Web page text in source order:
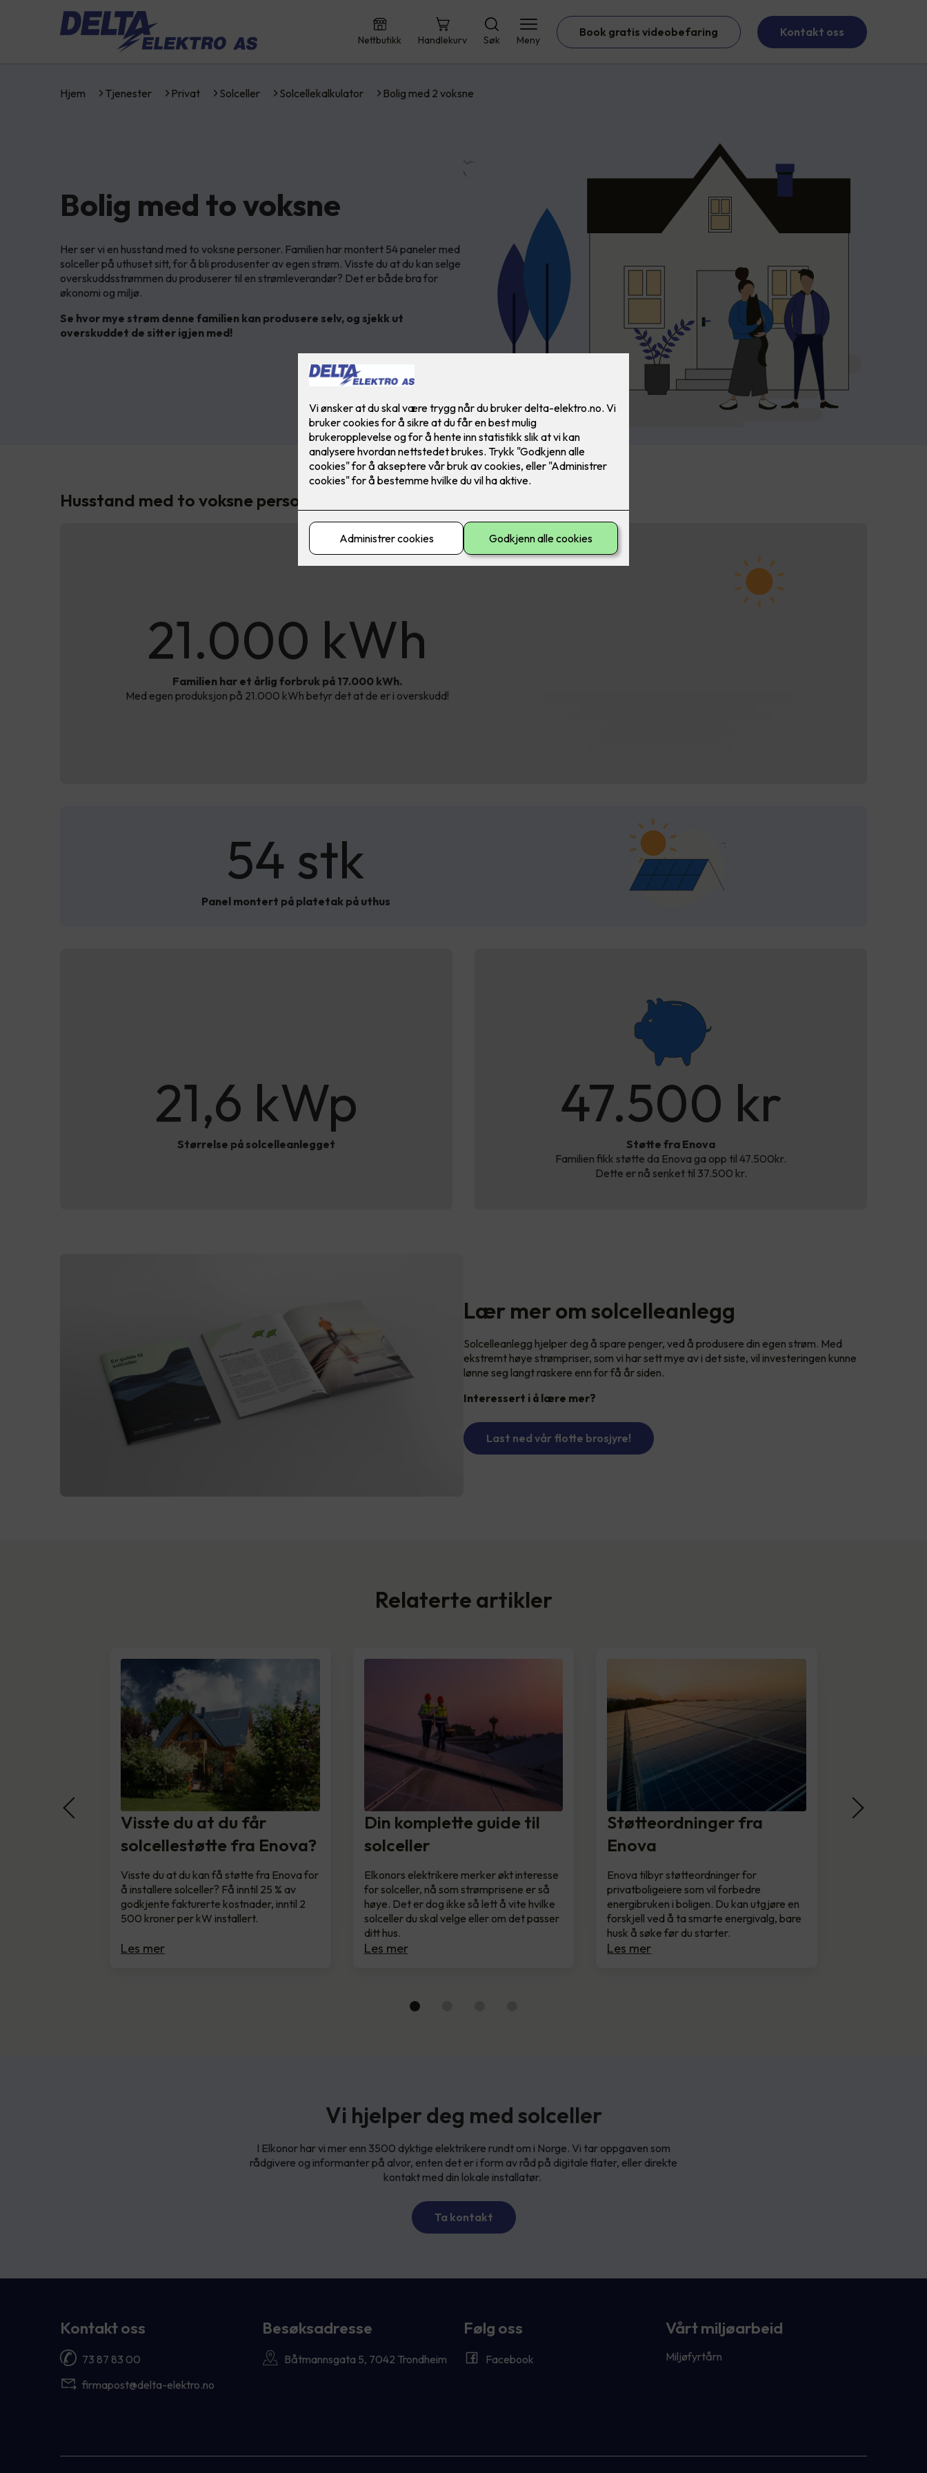
Nettbutikk Handlekurv Søk Meny
Book gratis videobefaring Kontakt oss
Hjem Tjenester Privat Solceller Solcellekalkulator Bolig med 2 voksne
Bolig med to voksne
Her ser vi en husstand med to voksne personer. Familien har montert 54 paneler med
solceller på uthuset sitt, for å bli produsenter av egen strøm. Visste du at du kan selge
overskuddsstrømmen du produserer til en strømleverandør? Det er både bra for
økonomi og miljø.
Se hvor mye strøm denne familien kan produsere selv, og sjekk ut
overskuddet de sitter igjen med!
Husstand med to voksne personer
21.000 kWh
Familien har et årlig forbruk på 17.000 kWh.
Med egen produksjon på 21.000 kWh betyr det at de er i overskudd!
54 stk
Panel montert på platetak på uthus
21,6 kWp
Størrelse på solcelleanlegget
47.500 kr
Støtte fra Enova
Familien fikk støtte da Enova ga opp til 47.500kr.
Dette er nå senket til 37.500 kr.
Lær mer om solcelleanlegg
Solcelleanlegg hjelper deg å spare penger, ved å produsere din egen strøm. Med
ekstremt høye strømpriser, som vi har sett mye av i det siste, vil investeringen kunne
lønne seg langt raskere enn for få år siden.
Interessert i å lære mer?
Last ned vår flotte brosjyre!
Relaterte artikler
Visste du at du får
solcellestøtte fra Enova?
Visste du at du kan få støtte fra Enova for
å installere solceller? Få inntil 25 % av
godkjente fakturerte kostnader, inntil 2
500 kroner per kW installert.
Les mer
Din komplette guide til
solceller
Elkonors elektrikere merker økt interesse
for solceller, nå som strømprisene er så
høye. Det er dog ikke så lett å vite hvilke
solceller du skal velge eller om det passer
ditt hus.
Les mer
Støtteordninger fra
Enova
Enova tilbyr støtteordninger for
privatboligeiere som vil forbedre
energibruken i boligen. Du kan utgjøre en
forskjell ved å ta smarte energivalg, bare
husk å søke før du starter.
Les mer
Vi hjelper deg med solceller
I Elkonor har vi mer enn 3500 dyktige elektrikere rundt om i Norge. Vi tar oppgaven som
rådgivere og informanter på alvor, enten det er i form av råd på digitale flater, eller direkte
kontakt med din lokale installatør.
Ta kontakt
Kontakt oss
73 87 83 00
firmapost@delta-elektro.no
Besøksadresse
Båtmannsgata 5, 7042 Trondheim
Følg oss
Facebook
Vårt miljøarbeid
Miljøfyrtårn